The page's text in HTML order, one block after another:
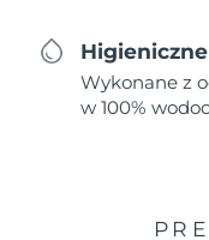
Wykonane z
w 100%